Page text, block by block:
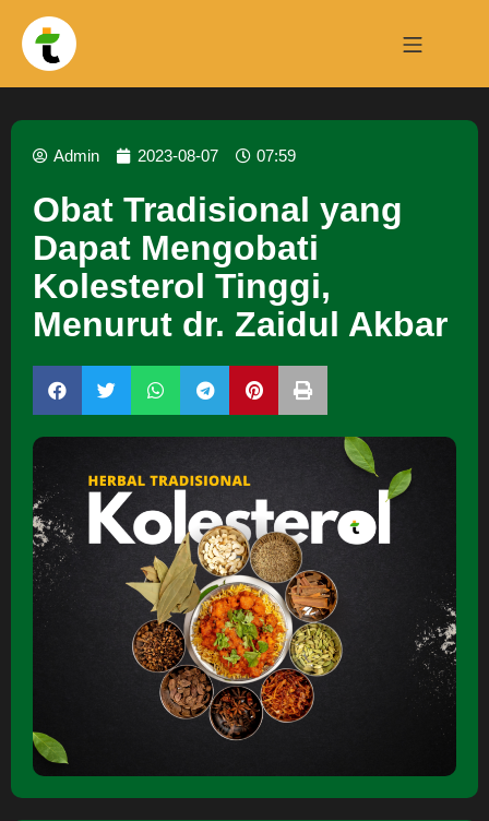
Admin 2023-08-07 07:59
Obat Tradisional yang
Dapat Mengobati
Kolesterol Tinggi,
Menurut dr. Zaidul Akbar